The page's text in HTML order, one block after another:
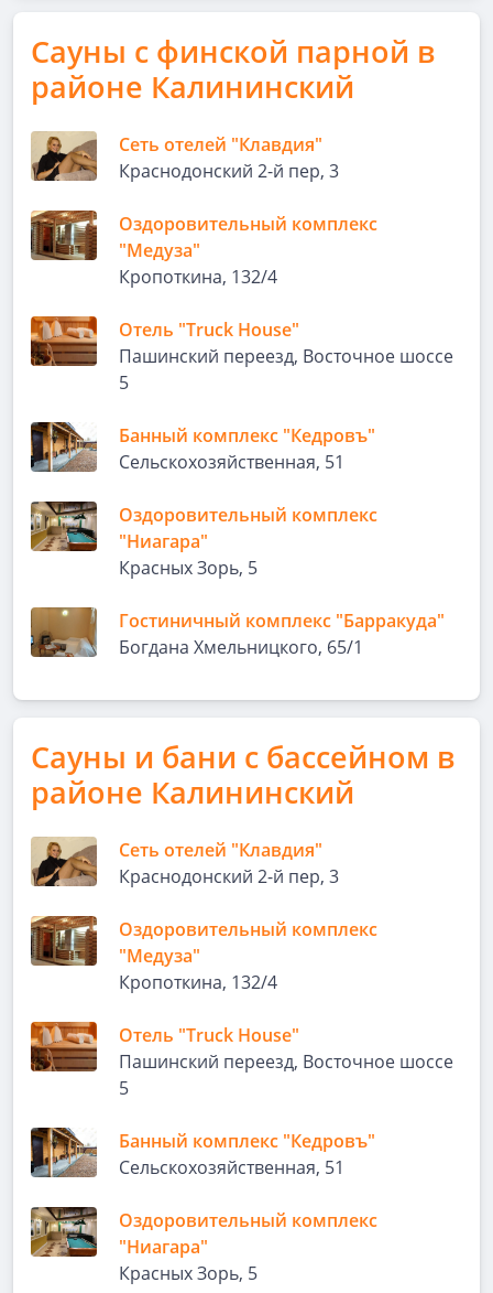
Сауны с финской парной в
районе Калининский
Сеть отелей "Клавдия"
Краснодонский 2-й пер, 3
Оздоровительный комплекс
"Медуза"
Кропоткина, 132/4
Отель "Truck House"
Пашинский переезд, Восточное шоссе
5
Банный комплекс "Кедровъ"
Сельскохозяйственная, 51
Оздоровительный комплекс
"Ниагара"
Красных Зорь, 5
Гостиничный комплекс "Барракуда"
Богдана Хмельницкого, 65/1
Сауны и бани с бассейном в
районе Калининский
Сеть отелей "Клавдия"
Краснодонский 2-й пер, 3
Оздоровительный комплекс
"Медуза"
Кропоткина, 132/4
Отель "Truck House"
Пашинский переезд, Восточное шоссе
5
Банный комплекс "Кедровъ"
Сельскохозяйственная, 51
Оздоровительный комплекс
"Ниагара"
Красных Зорь, 5